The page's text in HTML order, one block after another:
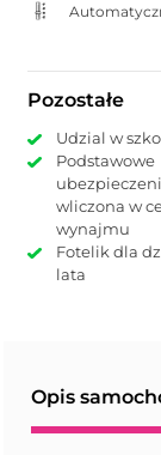
Pozostałe
Udzial w
Podstawowe
ubezpieczenie
wliczona w
wynajmu
Fotelik dla
lata
Opis